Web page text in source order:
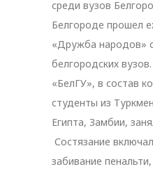
среди вузов
Белгороде прошел
«Дружба народов»
белгородских
«БелГУ», в состав
студенты из
Египта, Замбии,
Состязание
забивание пенальти,